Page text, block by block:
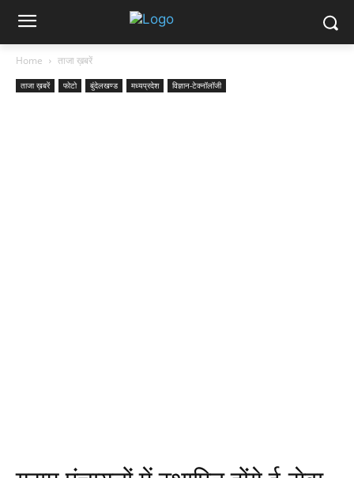
Home ताजा ख़बरें
ताजा ख़बरें फोटो बुंदेलखण्ड मध्यप्रदेश विज्ञान-टेक्नॉलॉजी